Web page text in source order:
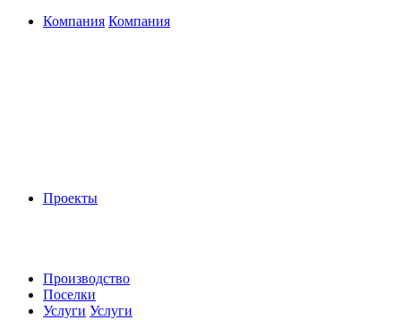
Компания Компания
Проекты
Производство
Поселки
Услуги Услуги